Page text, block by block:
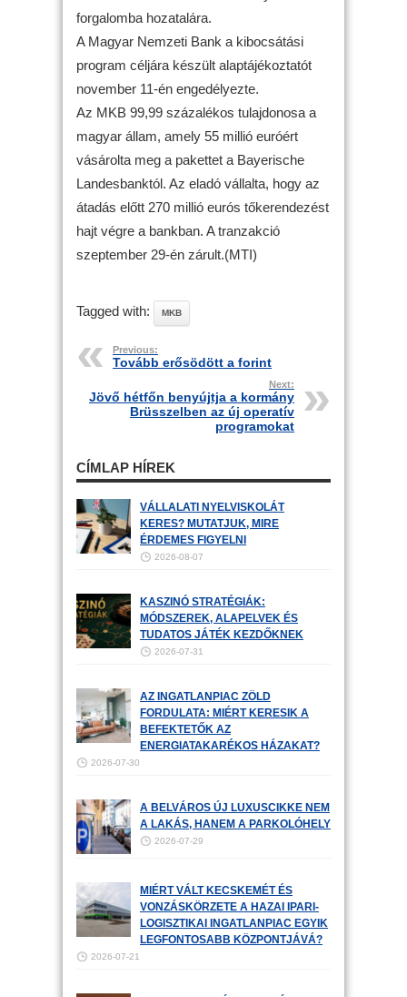
forgalomba hozatalára.
A Magyar Nemzeti Bank a kibocsátási
program céljára készült alaptájékoztatót
november 11-én engedélyezte.
Az MKB 99,99 százalékos tulajdonosa a
magyar állam, amely 55 millió euróért
vásárolta meg a pakettet a Bayerische
Landesbanktól. Az eladó vállalta, hogy az
átadás előtt 270 millió eurós tőkerendezést
hajt végre a bankban. A tranzakció
szeptember 29-én zárult.(MTI)
Tagged with: MKB
Previous:
Tovább erősödött a forint
Next:
Jövő hétfőn benyújtja a kormány
Brüsszelben az új operatív
programokat
CÍMLAP HÍREK
VÁLLALATI NYELVISKOLÁT
KERES? MUTATJUK, MIRE
ÉRDEMES FIGYELNI
2026-08-07
KASZINÓ STRATÉGIÁK:
MÓDSZEREK, ALAPELVEK ÉS
TUDATOS JÁTÉK KEZDŐKNEK
2026-07-31
AZ INGATLANPIAC ZÖLD
FORDULATA: MIÉRT KERESIK A
BEFEKTETŐK AZ
ENERGIATAKARÉKOS HÁZAKAT?
2026-07-30
A BELVÁROS ÚJ LUXUSCIKKE NEM
A LAKÁS, HANEM A PARKOLÓHELY
2026-07-29
MIÉRT VÁLT KECSKEMÉT ÉS
VONZÁSKÖRZETE A HAZAI IPARI-
LOGISZTIKAI INGATLANPIAC EGYIK
LEGFONTOSABB KÖZPONTJÁVÁ?
2026-07-21